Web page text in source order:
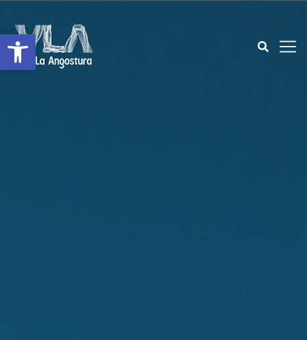
Open toolbar